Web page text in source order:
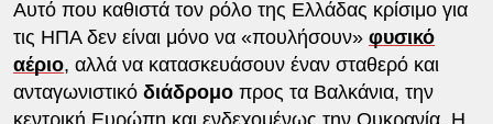
Αυτό που καθιστά τον ρόλο της Ελλάδας κρίσιμο για
τις ΗΠΑ δεν είναι μόνο να «πουλήσουν» φυσικό
αέριο, αλλά να κατασκευάσουν έναν σταθερό και
ανταγωνιστικό διάδρομο προς τα Βαλκάνια, την
κεντρική Ευρώπη και ενδεχομένως την Ουκρανία. Η